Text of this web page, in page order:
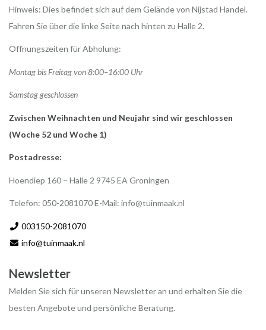
Hinweis: Dies befindet sich auf dem Gelände von Nijstad Handel.
Fahren Sie über die linke Seite nach hinten zu Halle 2.
Öffnungszeiten für Abholung:
Montag bis Freitag von 8:00–16:00 Uhr
Samstag geschlossen
Zwischen Weihnachten und Neujahr sind wir geschlossen
(Woche 52 und Woche 1)
Postadresse:
Hoendiep 160 – Halle 2 9745 EA Groningen
Telefon: 050-2081070 E-Mail: info@tuinmaak.nl
003150-2081070
info@tuinmaak.nl
Newsletter
Melden Sie sich für unseren Newsletter an und erhalten Sie die
besten Angebote und persönliche Beratung.